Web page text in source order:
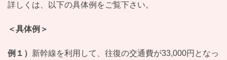
詳しくは、以下の具体例をご覧下さい。
＜具体例＞
例１） 新幹線を利用して、往復の交通費が33,000円となっ